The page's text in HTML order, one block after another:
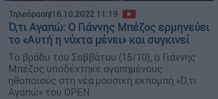
Τηλεόραση|16.10.2022 11:19
Ό,τι Αγαπώ: Ο Γιάννης Μπέζος ερμηνεύει
το «Αυτή η νύχτα μένει» και συγκινεί
Το βράδυ του Σαββάτου (15/10), ο Γιάννης
Μπέζος υποδέχτηκε αγαπημένους
ηθοποιούς στη νέα μουσική εκπομπή «Ό,τι
Αγαπώ» του OPEN